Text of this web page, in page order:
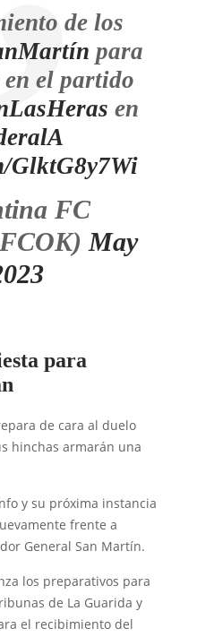
de los
para
el partido
en
GlktG8y7Wi
FC
May
para
de cara al duelo
hinchas armarán una
y su próxima instancia
frente a
General San Martín.
los preparativos para
de La Guarida y
el recibimiento del